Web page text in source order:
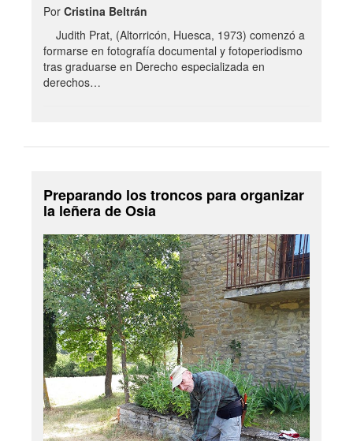
Por Cristina Beltrán
Judith Prat, (Altorricón, Huesca, 1973) comenzó a
formarse en fotografía documental y fotoperiodismo
tras graduarse en Derecho especializada en
derechos…
Preparando los troncos para organizar
la leñera de Osia